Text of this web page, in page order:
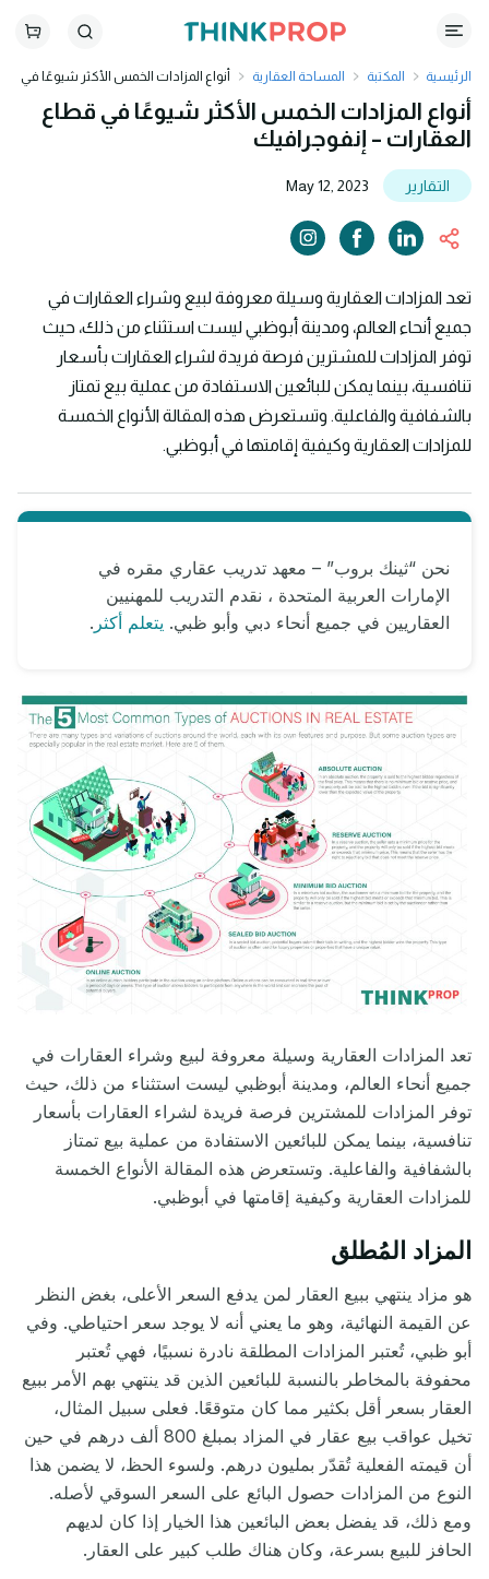
الرئيسية المكتبة المساحة العقارية
أنواع المزادات الخمس الأكثر شيوعًا في
قطاع العقارات – إنفوجرافيك
أنواع المزادات الخمس الأكثر شيوعًا في قطاع
العقارات – إنفوجرافيك
التقارير May 12, 2023
تعد المزادات العقارية وسيلة معروفة لبيع وشراء العقارات في
جميع أنحاء العالم، ومدينة أبوظبي ليست استثناء من ذلك، حيث
توفر المزادات للمشترين فرصة فريدة لشراء العقارات بأسعار
تنافسية، بينما يمكن للبائعين الاستفادة من عملية بيع تمتاز
بالشفافية والفاعلية. وتستعرض هذه المقالة الأنواع الخمسة
للمزادات العقارية وكيفية إقامتها في أبوظبي.
نحن “ثينك بروب” – معهد تدريب عقاري مقره في
الإمارات العربية المتحدة ، نقدم التدريب للمهنيين
العقاريين في جميع أنحاء دبي وأبو ظبي. يتعلم أكثر .
تعد المزادات العقارية وسيلة معروفة لبيع وشراء العقارات في
جميع أنحاء العالم، ومدينة أبوظبي ليست استثناء من ذلك، حيث
توفر المزادات للمشترين فرصة فريدة لشراء العقارات بأسعار
تنافسية، بينما يمكن للبائعين الاستفادة من عملية بيع تمتاز
بالشفافية والفاعلية. وتستعرض هذه المقالة الأنواع الخمسة
للمزادات العقارية وكيفية إقامتها في أبوظبي.
المزاد المُطلق
هو مزاد ينتهي ببيع العقار لمن يدفع السعر الأعلى، بغض النظر
عن القيمة النهائية، وهو ما يعني أنه لا يوجد سعر احتياطي. وفي
أبو ظبي، تُعتبر المزادات المطلقة نادرة نسبيًا، فهي تُعتبر
محفوفة بالمخاطر بالنسبة للبائعين الذين قد ينتهي بهم الأمر ببيع
العقار بسعر أقل بكثير مما كان متوقعًا. فعلى سبيل المثال،
تخيل عواقب بيع عقار في المزاد بمبلغ 800 ألف درهم في حين
أن قيمته الفعلية تُقدّر بمليون درهم. ولسوء الحظ، لا يضمن هذا
النوع من المزادات حصول البائع على السعر السوقي لأصله.
ومع ذلك، قد يفضل بعض البائعين هذا الخيار إذا كان لديهم
الحافز للبيع بسرعة، وكان هناك طلب كبير على العقار.